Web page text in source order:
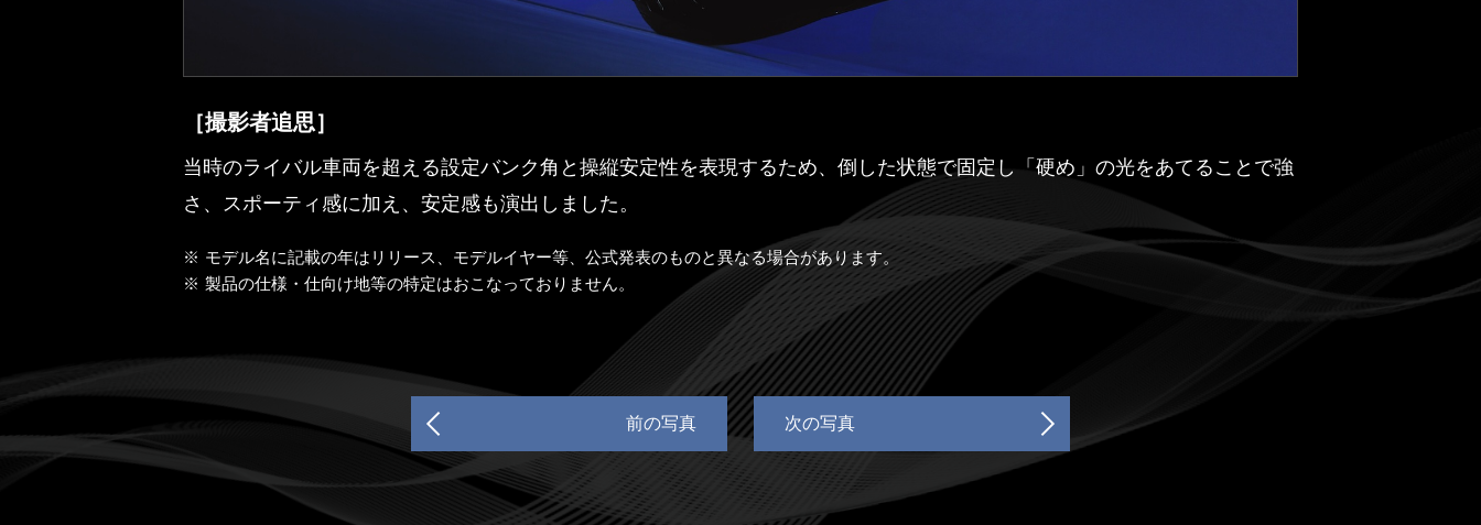
［撮影者追思］
当時のライバル車両を超える設定バンク角と操縦安定性を表現するため、倒した状態で固定し「硬め」の光をあてることで強
さ、スポーティ感に加え、安定感も演出しました。
※ モデル名に記載の年はリリース、モデルイヤー等、公式発表のものと異なる場合があります。
※ 製品の仕様・仕向け地等の特定はおこなっておりません。
前の写真 次の写真